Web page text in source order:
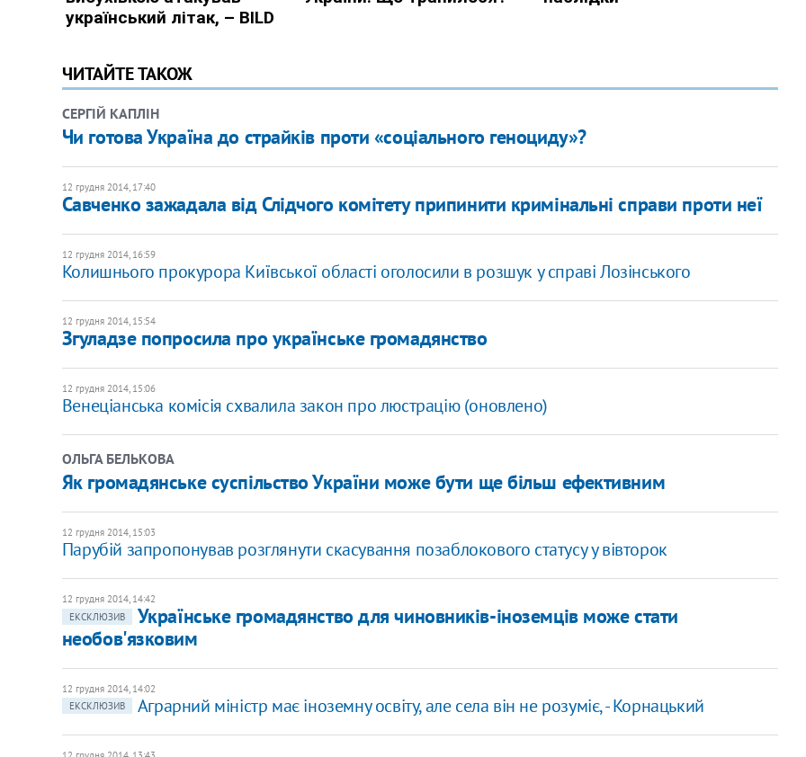
ЧИТАЙТЕ ТАКОЖ
СЕРГІЙ КАПЛІН
Чи готова Україна до страйків проти «соціального геноциду»?
12 грудня 2014, 17:40
Савченко зажадала від Слідчого комітету припинити кримінальні справи проти неї
12 грудня 2014, 16:59
Колишнього прокурора Київської області оголосили в розшук у справі Лозінського
12 грудня 2014, 15:54
Згуладзе попросила про українське громадянство
12 грудня 2014, 15:06
Венеціанська комісія схвалила закон про люстрацію (оновлено)
ОЛЬГА БЕЛЬКОВА
Як громадянське суспільство України може бути ще більш ефективним
12 грудня 2014, 15:03
Парубій запропонував розглянути скасування позаблокового статусу у вівторок
12 грудня 2014, 14:42
ЕКСКЛЮЗИВ
Українське громадянство для чиновників-іноземців може стати
необов'язковим
12 грудня 2014, 14:02
ЕКСКЛЮЗИВ
Аграрний міністр має іноземну освіту, але села він не розуміє, - Корнацький